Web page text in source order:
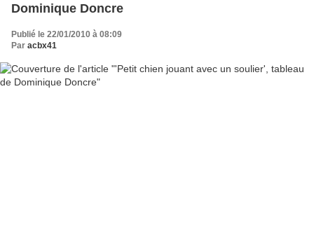
Dominique Doncre
Publié le 22/01/2010 à 08:09
Par acbx41